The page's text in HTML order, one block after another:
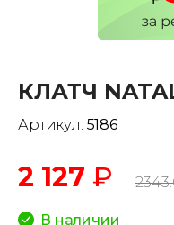
КЛАТЧ
Артикул: 5186
2 127 ₽
В наличии